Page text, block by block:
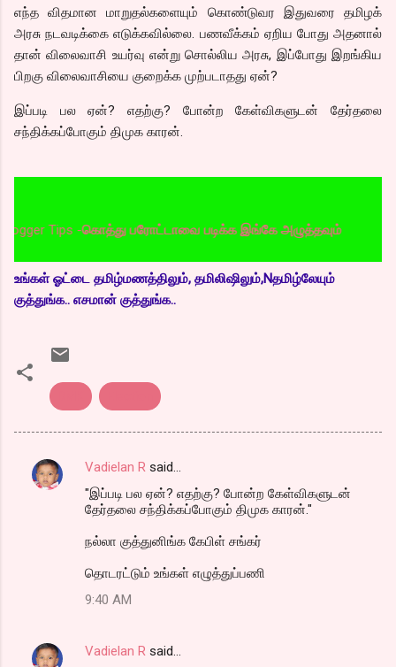
எந்த விதமான மாறுதல்களையும் கொண்டுவர இதுவரை தமிழக்
அரசு நடவடிக்கை எடுக்கவில்லை. பணவீக்கம் ஏறிய போது அதனால்
தான் விலைவாசி உயர்வு என்று சொல்லிய அரசு, இப்போது இறங்கிய
பிறகு விலைவாசியை குறைக்க முற்படாதது ஏன்?
இப்படி பல ஏன்? எதற்கு? போன்ற கேள்விகளுடன் தேர்தலை
சந்திக்கப்போகும் திமுக காரன்.
Tips -கொத்து பரோட்டாவை படிக்க இங்கே அழுத்தவும்
உங்கள் ஓட்டை தமிழ்மணத்திலும், தமிலிஷிலும்,Nதமிழ்லேயும்
குத்துங்க.. எசமான் குத்துங்க..
C
s
Vadielan R said…
"இப்படி பல ஏன்? எதற்கு? போன்ற கேள்விகளுடன்
தேர்தலை சந்திக்கப்போகும் திமுக காரன்."
நல்லா குத்துனிங்க கேபிள் சங்கர்
தொடரட்டும் உங்கள் எழுத்துப்பணி
9:40 AM
Vadielan R said…